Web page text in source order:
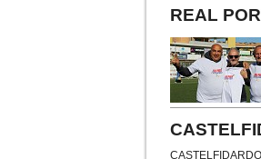
REAL